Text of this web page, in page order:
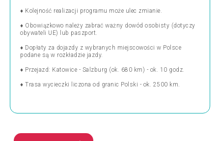
♦ Kolejność realizacji programu może ulec zmianie.
♦ Obowiązkowo należy zabrać ważny dowód osobisty (dotyczy
obywateli UE) lub paszport.
♦ Dopłaty za dojazdy z wybranych miejscowości w Polsce
podane są w rozkładzie jazdy.
♦ Przejazd: Katowice - Salzburg (ok. 680 km) - ok. 10 godz.
♦ Trasa wycieczki liczona od granic Polski - ok. 2500 km.